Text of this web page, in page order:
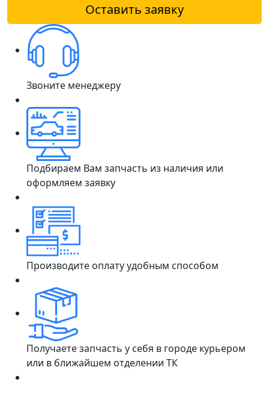
Оставить заявку
Звоните менеджеру
Подбираем Вам запчасть из наличия или
оформляем заявку
Производите оплату удобным способом
Получаете запчасть у себя в городе курьером
или в ближайшем отделении ТК